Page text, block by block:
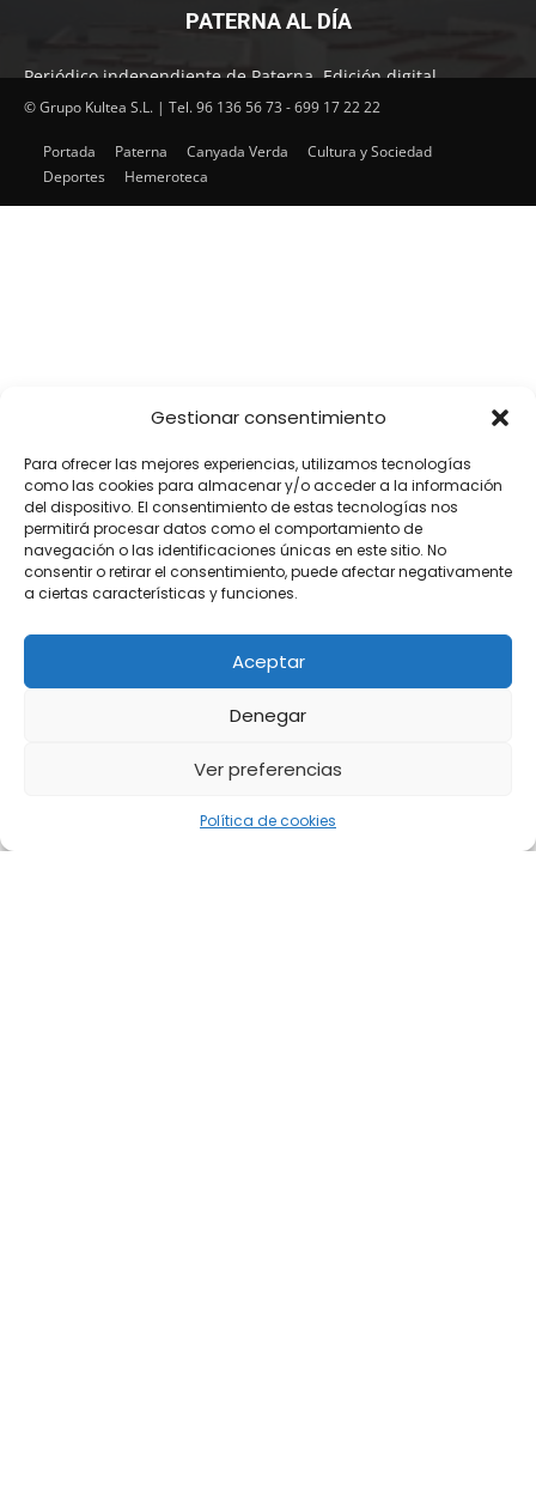
Gestionar consentimiento
Para ofrecer las mejores experiencias, utilizamos tecnologías
como las cookies para almacenar y/o acceder a la información
del dispositivo. El consentimiento de estas tecnologías nos
permitirá procesar datos como el comportamiento de
navegación o las identificaciones únicas en este sitio. No
consentir o retirar el consentimiento, puede afectar negativamente
a ciertas características y funciones.
Aceptar
Denegar
Ver preferencias
Política de cookies
PATERNA AL DÍA
Periódico independiente de Paterna. Edición digital.
Encuentra cada mes en tu punto habitual nuestra edición
Paterna.
© Grupo Kultea S.L. | Tel. 96 136 56 73 - 699 17 22 22
Portada Paterna Canyada Verda
Cultura y Sociedad
Deportes
Hemeroteca